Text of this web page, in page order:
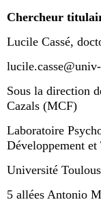
Chercheur
Lucile Cassé,
Sous la direction
Cazals (MCF)
Laboratoire
Développement
Université
5 allées Antonio